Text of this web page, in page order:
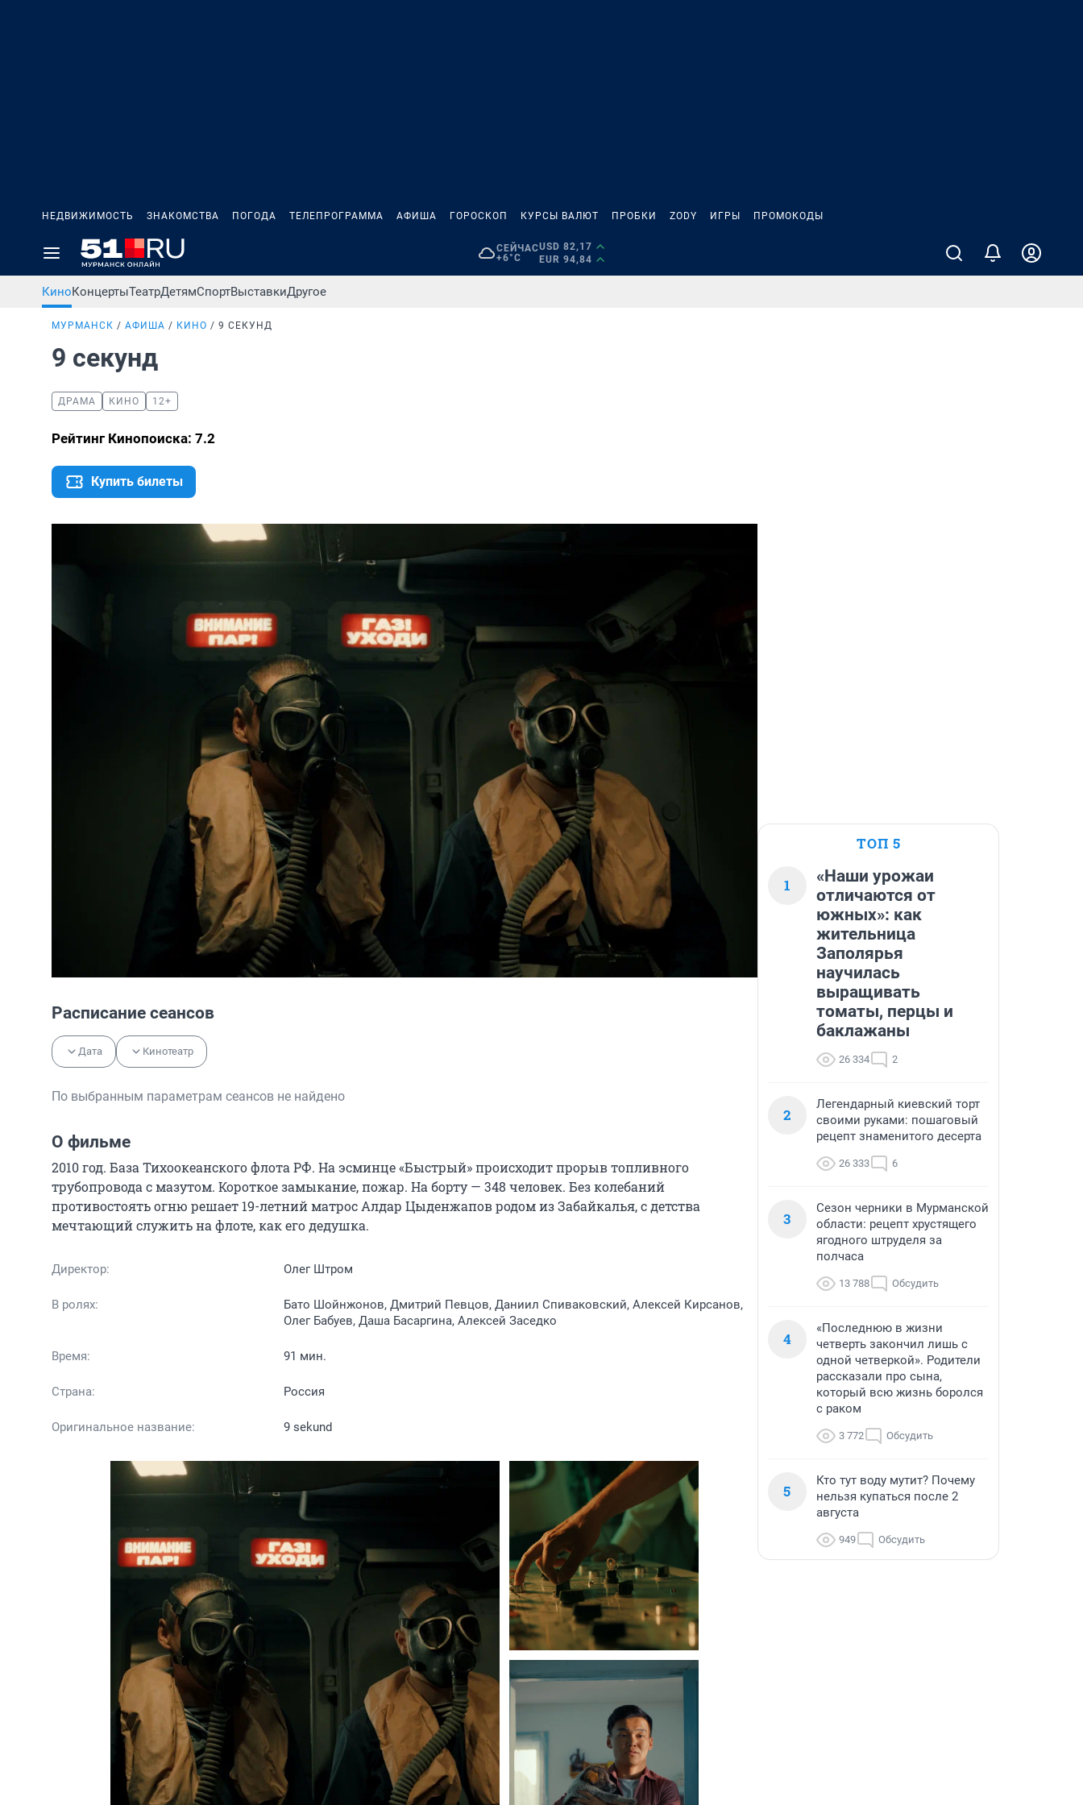
НЕДВИЖИМОСТЬ ЗНАКОМСТВА ПОГОДА ТЕЛЕПРОГРАММА АФИША ГОРОСКОП КУРСЫ ВАЛЮТ ПРОБКИ ZODY ИГРЫ ПРОМОКОДЫ
СЕЙЧАС
+6°C
USD 82,17
EUR 94,84
КиноКонцертыТеатрДетямСпортВыставкиДругое
МУРМАНСК АФИША КИНО 9 СЕКУНД
9 секунд
ДРАМА КИНО 12+
Рейтинг Кинопоиска: 7.2
Купить билеты
Расписание сеансов
Дата Кинотеатр
По выбранным параметрам сеансов не найдено
О фильме
2010 год. База Тихоокеанского флота РФ. На эсминце «Быстрый» происходит прорыв топливного
трубопровода с мазутом. Короткое замыкание, пожар. На борту — 348 человек. Без колебаний
противостоять огню решает 19-летний матрос Алдар Цыденжапов родом из Забайкалья, с детства
мечтающий служить на флоте, как его дедушка.
Директор: Олег Штром
В ролях:
Бато Шойнжонов, Дмитрий Певцов, Даниил Спиваковский, Алексей Кирсанов,
Олег Бабуев, Даша Басаргина, Алексей Заседко
Время: 91 мин.
Страна: Россия
Оригинальное название: 9 sekund
ТОП 5
1
«Наши урожаи
отличаются от
южных»: как
жительница
Заполярья
научилась
выращивать
томаты, перцы и
баклажаны
26 334 2
2
Легендарный киевский торт
своими руками: пошаговый
рецепт знаменитого десерта
26 333 6
3
Сезон черники в Мурманской
области: рецепт хрустящего
ягодного штруделя за
полчаса
13 788 Обсудить
4
«Последнюю в жизни
четверть закончил лишь с
одной четверкой». Родители
рассказали про сына,
который всю жизнь боролся
с раком
3 772 Обсудить
5
Кто тут воду мутит? Почему
нельзя купаться после 2
августа
949 Обсудить